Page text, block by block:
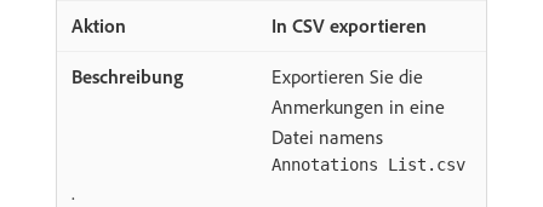
In CSV exportieren
Exportieren Sie die
Anmerkungen in eine
Datei namens
Annotations List.csv
.